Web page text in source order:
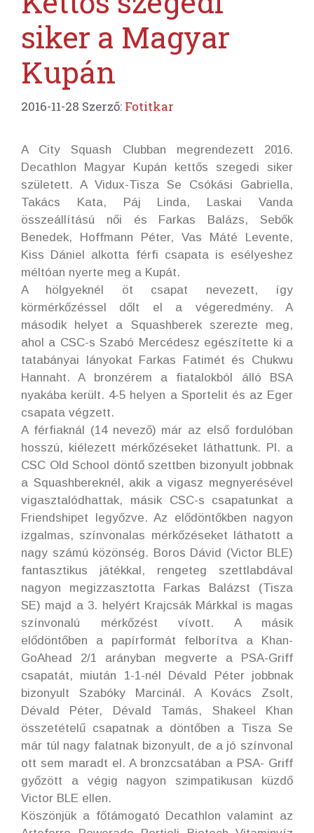
siker a Magyar
Kupán
2016-11-28 Szerző: Fotitkar
A City Squash Clubban megrendezett 2016.
Decathlon Magyar Kupán kettős szegedi siker
született. A Vidux-Tisza Se Csókási Gabriella,
Takács Kata, Páj Linda, Laskai Vanda
összeállítású női és Farkas Balázs, Sebők
Benedek, Hoffmann Péter, Vas Máté Levente,
Kiss Dániel alkotta férfi csapata is esélyeshez
méltóan nyerte meg a Kupát.
A hölgyeknél öt csapat nevezett, így
körmérkőzéssel dőlt el a végeredmény. A
második helyet a Squashberek szerezte meg,
ahol a CSC-s Szabó Mercédesz egészítette ki a
tatabányai lányokat Farkas Fatimét és Chukwu
Hannaht. A bronzérem a fiatalokból álló BSA
nyakába került. 4-5 helyen a Sportelit és az Eger
csapata végzett.
A férfiaknál (14 nevező) már az első fordulóban
hosszú, kiélezett mérkőzéseket láthattunk. Pl. a
CSC Old School döntő szettben bizonyult jobbnak
a Squashbereknél, akik a vigasz megnyerésével
vigasztalódhattak, másik CSC-s csapatunkat a
Friendshipet legyőzve. Az elődöntőkben nagyon
izgalmas, színvonalas mérkőzéseket láthatott a
nagy számú közönség. Boros Dávid (Victor BLE)
fantasztikus játékkal, rengeteg szettlabdával
nagyon megizzasztotta Farkas Balázst (Tisza
SE) majd a 3. helyért Krajcsák Márkkal is magas
színvonalú mérkőzést vívott. A másik
elődöntőben a papírformát felborítva a Khan-
GoAhead 2/1 arányban megverte a PSA-Griff
csapatát, miután 1-1-nél Dévald Péter jobbnak
bizonyult Szabóky Marcinál. A Kovács Zsolt,
Dévald Péter, Dévald Tamás, Shakeel Khan
összetételű csapatnak a döntőben a Tisza Se
már túl nagy falatnak bizonyult, de a jó színvonal
ott sem maradt el. A bronzcsatában a PSA- Griff
győzött a végig nagyon szimpatikusan küzdő
Victor BLE ellen.
Köszönjük a főtámogató Decathlon valamint az